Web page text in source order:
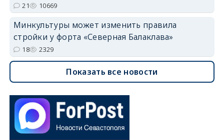
21 10669
Минкультуры может изменить правила
стройки у форта «Северная Балаклава»
18 2329
Показать все новости